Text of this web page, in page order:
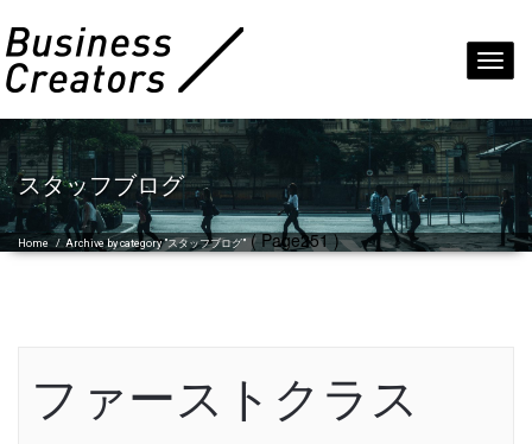
スタッフブログ
Home /Archive by category "スタッフブログ"( Page251 )
ファーストクラス